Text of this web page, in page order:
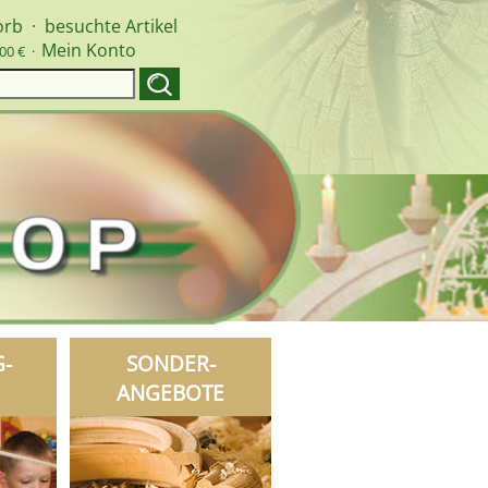
· besuchte Artikel
€ · Mein Konto
SONDER-
ANGEBOTE